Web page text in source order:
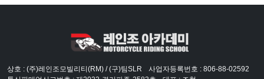
상호 : (주)레인조모빌리티(RM) / (구)팀SLR
사업자등록번호 : 806-88-02592